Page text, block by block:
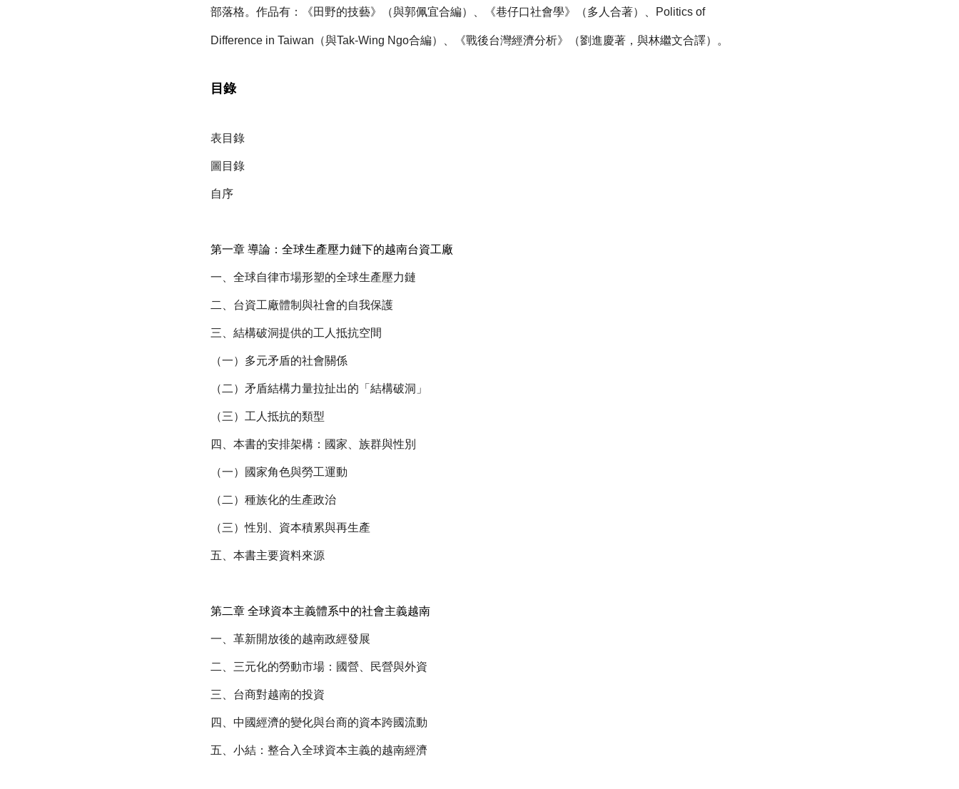
部落格。作品有：《田野的技藝》（與郭佩宜合編）、《巷仔口社會學》（多人合著）、Politics of
Difference in Taiwan（與Tak-Wing Ngo合編）、《戰後台灣經濟分析》（劉進慶著，與林繼文合譯）。
目錄
表目錄
圖目錄
自序
第一章 導論：全球生產壓力鏈下的越南台資工廠
一、全球自律市場形塑的全球生產壓力鏈
二、台資工廠體制與社會的自我保護
三、結構破洞提供的工人抵抗空間
（一）多元矛盾的社會關係
（二）矛盾結構力量拉扯出的「結構破洞」
（三）工人抵抗的類型
四、本書的安排架構：國家、族群與性別
（一）國家角色與勞工運動
（二）種族化的生產政治
（三）性別、資本積累與再生產
五、本書主要資料來源
第二章 全球資本主義體系中的社會主義越南
一、革新開放後的越南政經發展
二、三元化的勞動市場：國營、民營與外資
三、台商對越南的投資
四、中國經濟的變化與台商的資本跨國流動
五、小結：整合入全球資本主義的越南經濟